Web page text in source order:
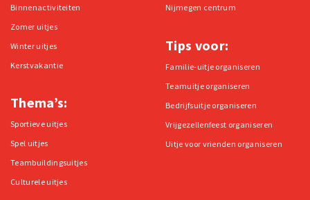
Binnenactiviteiten
Zomer uitjes
Winter uitjes
Kerstvakantie
Thema’s:
Sportieve uitjes
Spel uitjes
Teambuildingsuitjes
Culturele uitjes
Nijmegen centrum
Tips voor:
Familie-uitje organiseren
Teamuitje organiseren
Bedrijfsuitje organiseren
Vrijgezellenfeest organiseren
Uitje voor vrienden organiseren